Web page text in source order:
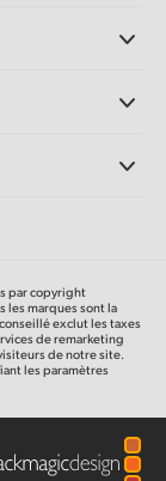
par copyright
les marques sont la
exclut les taxes
de remarketing
de notre site.
les paramètres